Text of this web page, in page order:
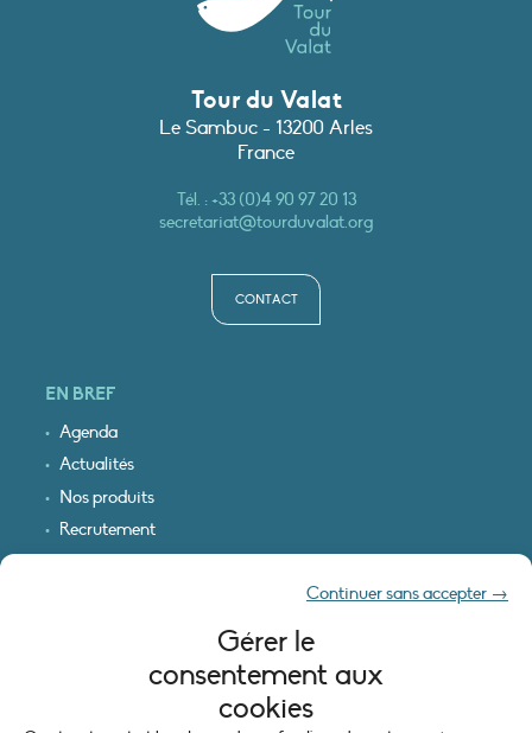
Gérer le
consentement aux
cookies
Continuer sans accepter →
Tour du Valat
Le Sambuc - 13200 Arles
France
Tél. :+33 (0)4 90 97 20 13
secretariat@tourduvalat.org
CONTACT
EN BREF
Agenda
Actualités
Nos produits
Recrutement
INFORMATIONS LÉGALES
Mentions légales